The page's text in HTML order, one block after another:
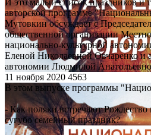
авторской программе
Мутовкин обсуждает с
общественной организации
национально-культурной
Еленой Николаевной Овчаренко и
автономии Людмилой
11 ноября 2020 4563
В этом выпуске программы
- Как поляки встречают
сугубо семейный праздник?